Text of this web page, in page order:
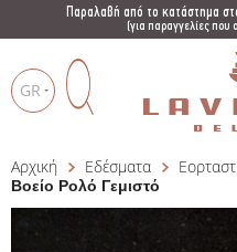
Παραλαβή από το κατάστημα
(για παραγγελίες που
GR
ProductsΤο καλάθι μου ()
Αρχική Εδέσματα
Βοείο Ρολό Γεμιστό